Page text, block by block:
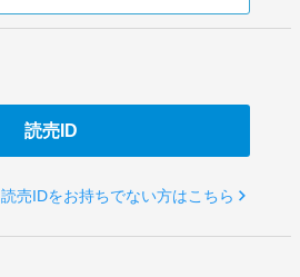
読売ID
読売IDをお持ちでない方はこちら